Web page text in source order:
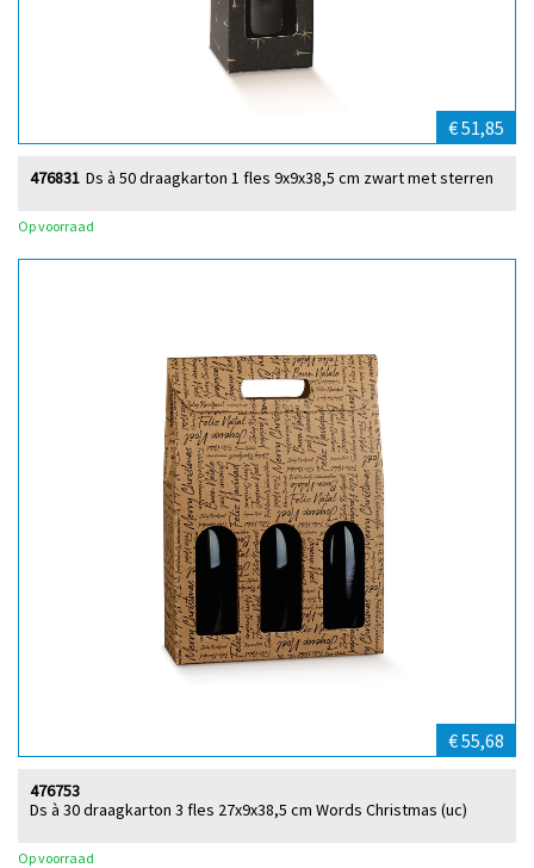
€ 51,85
Ds à 50 draagkarton 1 fles 9x9x38,5 cm zwart met sterren
476831
Op voorraad
€ 55,68
Ds à 30 draagkarton 3 fles 27x9x38,5 cm Words Christmas (uc)
476753
Op voorraad